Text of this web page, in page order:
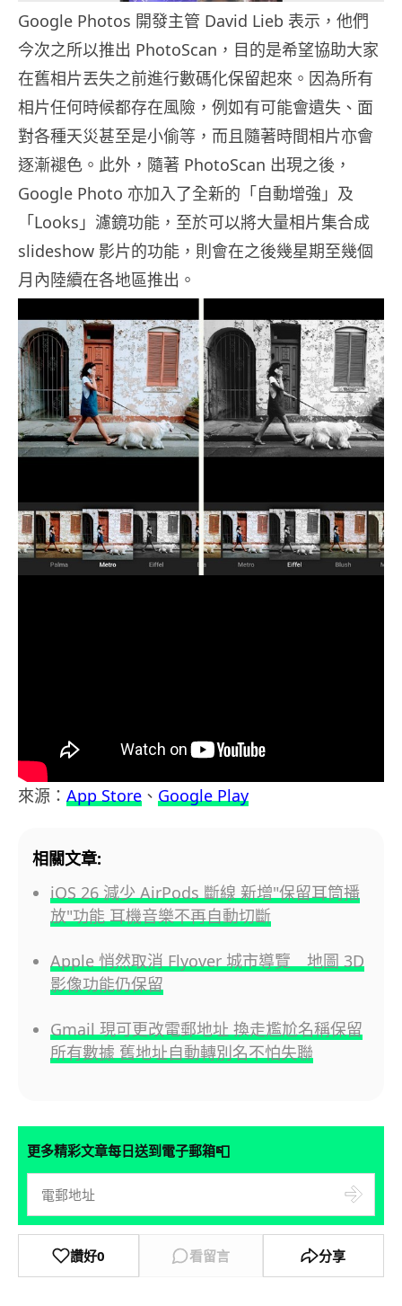
Google Photos 開發主管 David Lieb 表示，他們
今次之所以推出 PhotoScan，目的是希望協助大家
在舊相片丟失之前進行數碼化保留起來。因為所有
相片任何時候都存在風險，例如有可能會遺失、面
對各種天災甚至是小偷等，而且隨著時間相片亦會
逐漸褪色。此外，隨著 PhotoScan 出現之後，
Google Photo 亦加入了全新的「自動增強」及
「Looks」濾鏡功能，至於可以將大量相片集合成
slideshow 影片的功能，則會在之後幾星期至幾個
月內陸續在各地區推出。
來源： App Store 、 Google Play
相關文章:
iOS 26 減少 AirPods 斷線 新增"保留耳筒播
放"功能 耳機音樂不再自動切斷
Apple 悄然取消 Flyover 城市導覽 地圖 3D
影像功能仍保留
Gmail 現可更改電郵地址 換走尷尬名稱保留
所有數據 舊地址自動轉別名不怕失聯
更多精彩文章每日送到電子郵箱📮
讚好0 看留言 分享